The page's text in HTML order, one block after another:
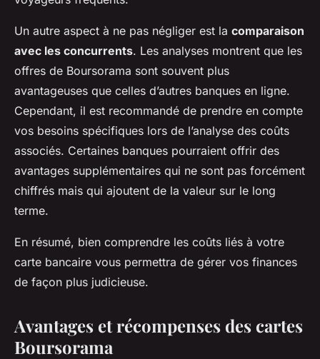
Un autre aspect à ne pas négliger est la comparaison
avec les concurrents. Les analyses montrent que les
offres de Boursorama sont souvent plus
avantageuses que celles d’autres banques en ligne.
Cependant, il est recommandé de prendre en compte
vos besoins spécifiques lors de l’analyse des coûts
associés. Certaines banques pourraient offrir des
avantages supplémentaires qui ne sont pas forcément
chiffrés mais qui ajoutent de la valeur sur le long
terme.
En résumé, bien comprendre les coûts liés à votre
carte bancaire vous permettra de gérer vos finances
de façon plus judicieuse.
Avantages et récompenses des cartes
Boursorama